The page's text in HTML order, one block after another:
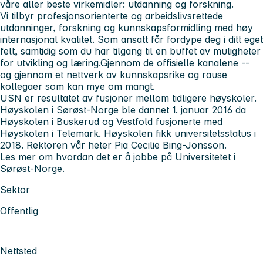
våre aller beste virkemidler: utdanning og forskning.
Vi tilbyr profesjonsorienterte og arbeidslivsrettede
utdanninger, forskning og kunnskapsformidling med høy
internasjonal kvalitet. Som ansatt får fordype deg i ditt eget
felt, samtidig som du har tilgang til en buffet av muligheter
for utvikling og læring.Gjennom de offisielle kanalene --
og gjennom et nettverk av kunnskapsrike og rause
kollegaer som kan mye om mangt.
USN er resultatet av fusjoner mellom tidligere høyskoler.
Høyskolen i Sørøst-Norge ble dannet 1. januar 2016 da
Høyskolen i Buskerud og Vestfold fusjonerte med
Høyskolen i Telemark. Høyskolen fikk universitetsstatus i
2018. Rektoren vår heter Pia Cecilie Bing-Jonsson.
Les mer om hvordan det er å jobbe på Universitetet i
Sørøst-Norge.
Sektor
Offentlig
Nettsted